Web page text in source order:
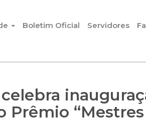
Boletim Oficial Servidores
Prêmio